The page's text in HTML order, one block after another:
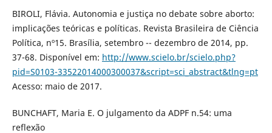
BIROLI, Flávia. Autonomia e justiça no debate sobre aborto:
implicações teóricas e políticas. Revista Brasileira de Ciência
Política, nº15. Brasília, setembro -- dezembro de 2014, pp.
37-68. Disponível em: http://www.scielo.br/scielo.php?
pid=S0103-33522014000300037&script=sci_abstract&tlng=pt
Acesso: maio de 2017.
BUNCHAFT, Maria E. O julgamento da ADPF n.54: uma
reflexão